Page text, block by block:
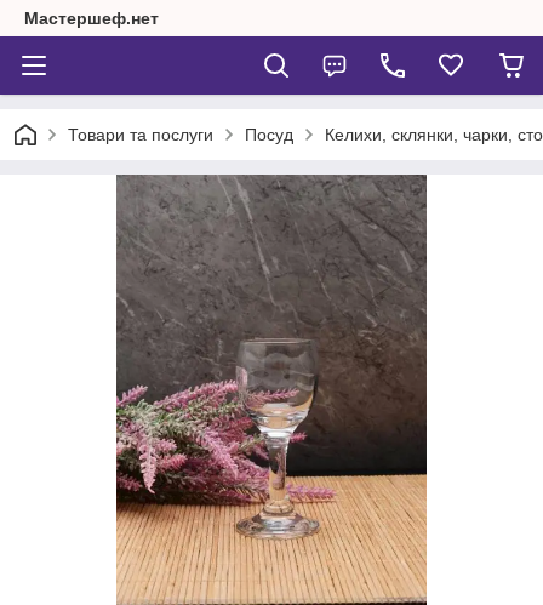
Мастершеф.нет
Товари та послуги Посуд Келихи, склянки, чарки,